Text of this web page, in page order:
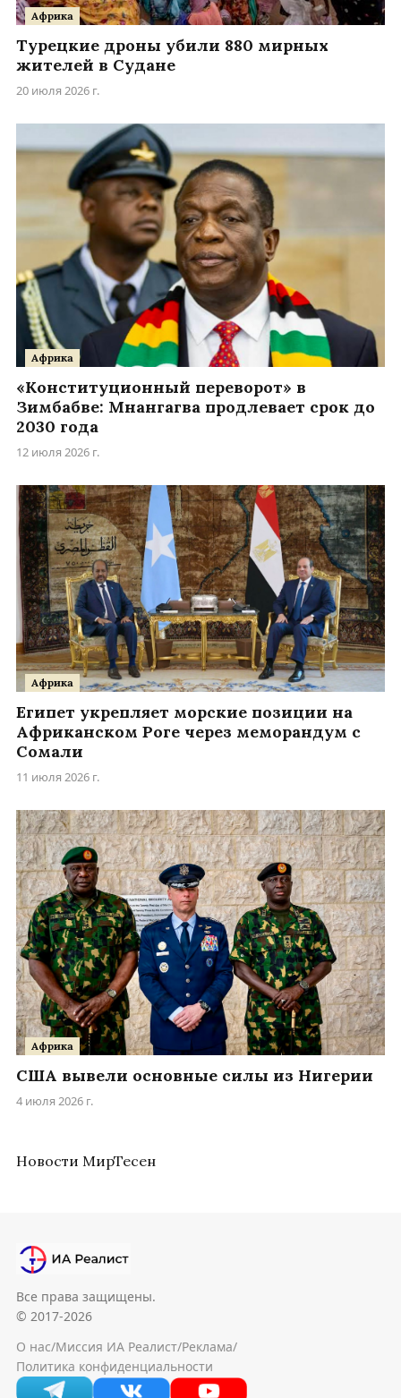
Африка
Турецкие дроны убили 880 мирных
жителей в Судане
20 июля 2026 г.
Африка
«Конституционный переворот» в
Зимбабве: Мнангагва продлевает срок до
2030 года
12 июля 2026 г.
Африка
Египет укрепляет морские позиции на
Африканском Роге через меморандум с
Сомали
11 июля 2026 г.
Африка
США вывели основные силы из Нигерии
4 июля 2026 г.
Новости МирТесен
Все права защищены.
© 2017-2026
О нас/Миссия ИА Реалист/Реклама/
Политика конфиденциальности